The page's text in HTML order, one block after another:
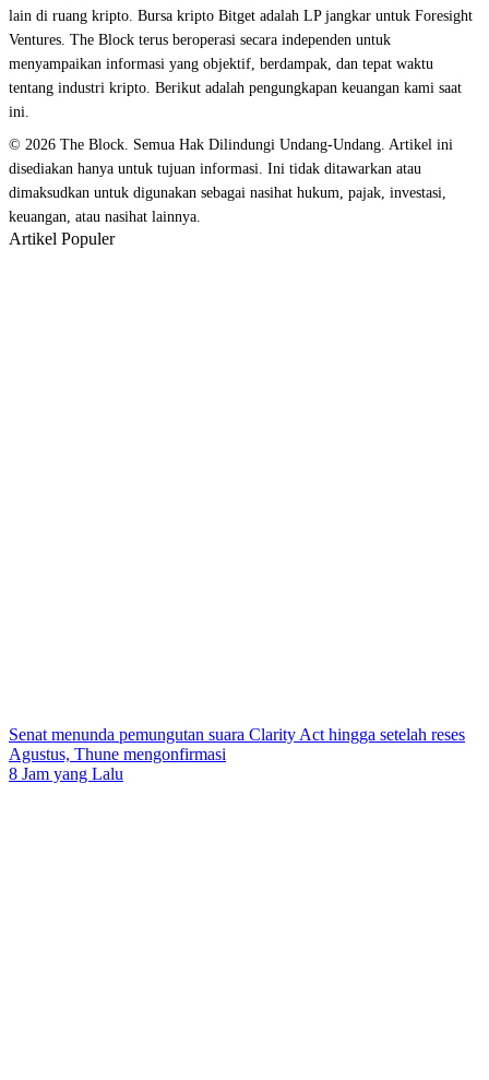
lain di ruang kripto. Bursa kripto Bitget adalah LP jangkar untuk Foresight
Ventures. The Block terus beroperasi secara independen untuk
menyampaikan informasi yang objektif, berdampak, dan tepat waktu
tentang industri kripto. Berikut adalah pengungkapan keuangan kami saat
ini.
© 2026 The Block. Semua Hak Dilindungi Undang-Undang. Artikel ini
disediakan hanya untuk tujuan informasi. Ini tidak ditawarkan atau
dimaksudkan untuk digunakan sebagai nasihat hukum, pajak, investasi,
keuangan, atau nasihat lainnya.
Artikel Populer
Senat menunda pemungutan suara Clarity Act hingga setelah reses
Agustus, Thune mengonfirmasi
8 Jam yang Lalu